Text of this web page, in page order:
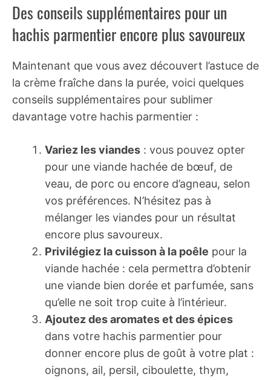
Des conseils supplémentaires pour un
hachis parmentier encore plus savoureux
Maintenant que vous avez découvert l’astuce de
la crème fraîche dans la purée, voici quelques
conseils supplémentaires pour sublimer
davantage votre hachis parmentier :
Variez les viandes : vous pouvez opter
pour une viande hachée de bœuf, de
veau, de porc ou encore d’agneau, selon
vos préférences. N’hésitez pas à
mélanger les viandes pour un résultat
encore plus savoureux.
Privilégiez la cuisson à la poêle pour la
viande hachée : cela permettra d’obtenir
une viande bien dorée et parfumée, sans
qu’elle ne soit trop cuite à l’intérieur.
Ajoutez des aromates et des épices
dans votre hachis parmentier pour
donner encore plus de goût à votre plat :
oignons, ail, persil, ciboulette, thym,